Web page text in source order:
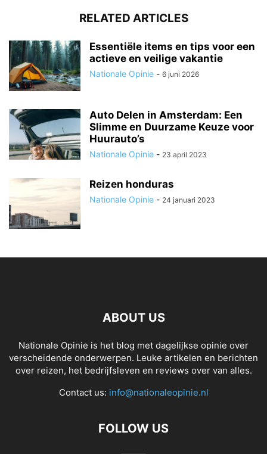
RELATED ARTICLES
Essentiële items en tips voor een
actieve en veilige vakantie
Nationale Opinie - 6 juni 2026
Auto Delen in Amsterdam: Een
Slimme en Duurzame Keuze voor
Huurauto’s
Nationale Opinie - 23 april 2023
Reizen honduras
Nationale Opinie - 24 januari 2023
ABOUT US
Nationale Opinie is het blog met dagelijkse opinie over
verscheidende onderwerpen. Leuke artikelen en berichten
over reizen, het bedrijfsleven en reviews over van alles.
Contact us: info@nationaleopinie.nl
FOLLOW US